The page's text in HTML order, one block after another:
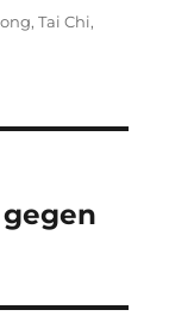
,Tai Chi,